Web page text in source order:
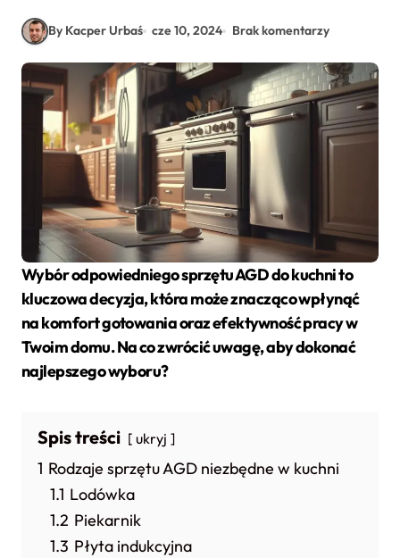
By Kacper Urbaś cze 10, 2024 Brak komentarzy
Wybór odpowiedniego sprzętu AGD do kuchni to
kluczowa decyzja, która może znacząco wpłynąć
na komfort gotowania oraz efektywność pracy w
Twoim domu. Na co zwrócić uwagę, aby dokonać
najlepszego wyboru?
Spis treści ukryj
1 Rodzaje sprzętu AGD niezbędne w kuchni
1.1 Lodówka
1.2 Piekarnik
1.3 Płyta indukcyjna